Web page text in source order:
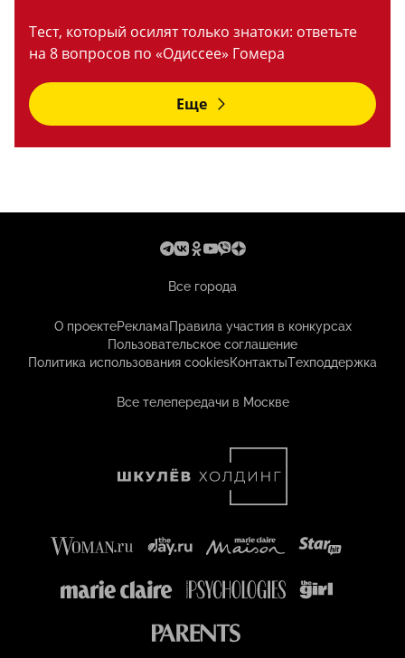
Тест, который осилят только знатоки: ответьте
на 8 вопросов по «Одиссее» Гомера
Еще
Все города
О проектеРекламаПравила участия в конкурсах
Пользовательское соглашение
Политика использования cookiesКонтактыТехподдержка
Все телепередачи в Москве